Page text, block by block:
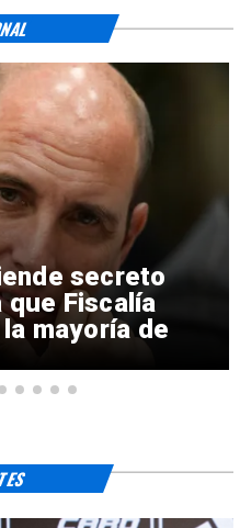
secreto
que Fiscalía
mayoría de